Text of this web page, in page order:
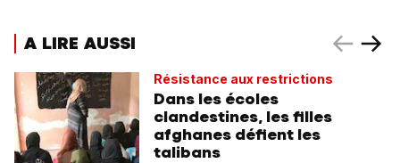
A LIRE AUSSI
Résistance aux restrictions
Dans les écoles
clandestines, les filles
afghanes défient les
talibans